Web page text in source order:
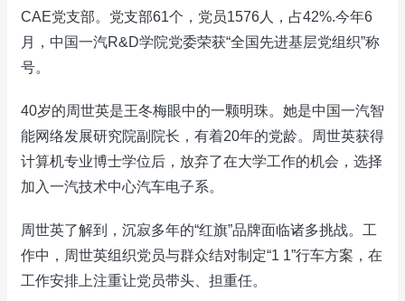
CAE党支部。党支部61个，党员1576人，占42%.今年6
月，中国一汽R&D学院党委荣获“全国先进基层党组织”称
号。
40岁的周世英是王冬梅眼中的一颗明珠。她是中国一汽智
能网络发展研究院副院长，有着20年的党龄。周世英获得
计算机专业博士学位后，放弃了在大学工作的机会，选择
加入一汽技术中心汽车电子系。
周世英了解到，沉寂多年的“红旗”品牌面临诸多挑战。工
作中，周世英组织党员与群众结对制定“1 1”行车方案，在
工作安排上注重让党员带头、担重任。